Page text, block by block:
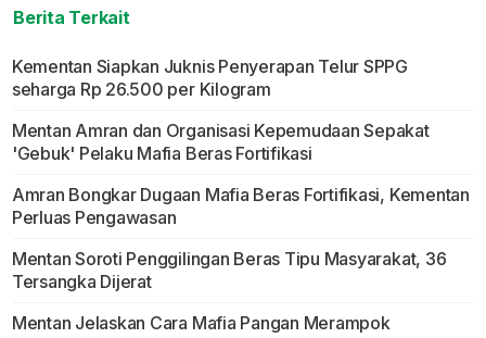
Berita Terkait
Kementan Siapkan Juknis Penyerapan Telur SPPG
seharga Rp 26.500 per Kilogram
Mentan Amran dan Organisasi Kepemudaan Sepakat
'Gebuk' Pelaku Mafia Beras Fortifikasi
Amran Bongkar Dugaan Mafia Beras Fortifikasi, Kementan
Perluas Pengawasan
Mentan Soroti Penggilingan Beras Tipu Masyarakat, 36
Tersangka Dijerat
Mentan Jelaskan Cara Mafia Pangan Merampok